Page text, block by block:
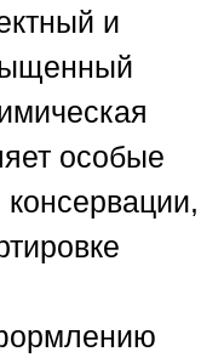
и
особые
консервации,